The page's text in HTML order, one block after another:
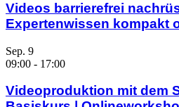
Videos barrierefrei
Expertenwissen kompakt
Sep. 9
09:00 - 17:00
Videoproduktion mit dem